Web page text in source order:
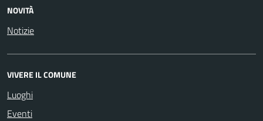
NOVITÀ
Notizie
VIVERE IL COMUNE
Luoghi
Eventi